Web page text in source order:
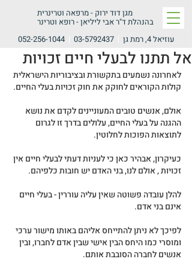
מגן דוד ירוק -מרפאה וטרינרית
בהנהלת ד"ר אבי ליליאן - רופא וטרינר
עוזיאל 4, רמת גן
03-5792437
052-256-1044
אל תתנו לבעלי חיים זכויות
לאחרונה נשמעים בתקשורת ובציבוריות הישראלית
קולות הקוראים לחוקק את חוק זכויות בעלי החיים.
אולם, אנשים טובים המעוניינים לקדם את נושא
ההגנה על בעלי החיים, עלולים בדרך זו לגרום
לתוצאות הפוכות לחלוטין.
כעיקרון, אבהיר כאן כי לעניות דעתי לבעלי חיים אין
זכויות , אולם לנו, בני האדם יש חובות כלפיהם.
להלן עובדה פשוטה שאין עליה עוררין - בעלי חיים
אינם בני אדם.
לפיכך לא ניתן להתייחס אליהם באותו מישור ערכי
ומוסרי כמו היחס הבין אישי שבין אדם לחברו, ובין
אנשים לחברה הסובבת אותם.